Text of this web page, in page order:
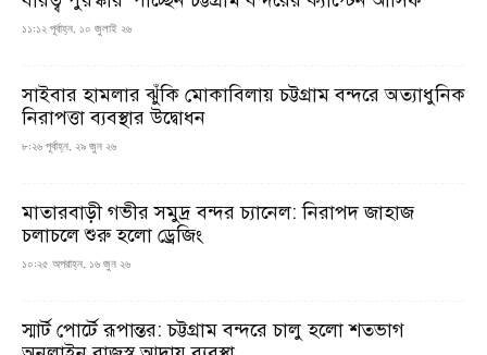
১১:১২ পূর্বাহ্ন, ১০ জুলাই ২৬
সাইবার হামলার ঝুঁকি মোকাবিলায় চট্টগ্রাম বন্দরে অত্যাধুনিক
নিরাপত্তা ব্যবস্থার উদ্বোধন
৮:২৬ পূর্বাহ্ন, ২৯ জুন ২৬
মাতারবাড়ী গভীর সমুদ্র বন্দর চ্যানেল: নিরাপদ জাহাজ
চলাচলে শুরু হলো ড্রেজিং
১০:২৫ অপরাহ্ন, ১৬ জুন ২৬
স্মার্ট পোর্টে রূপান্তর: চট্টগ্রাম বন্দরে চালু হলো শতভাগ